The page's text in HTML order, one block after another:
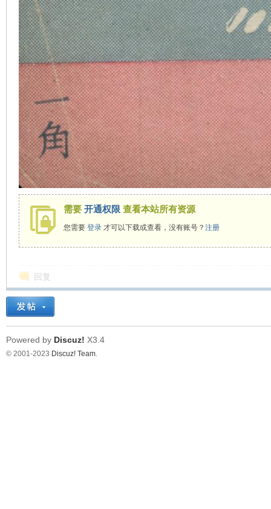
需要 开通权限 查看本站所有资源
您需要 登录才可以下载或查看，没有账号？ 注册
回复
Powered by Discuz! X3.4
© 2001-2023 Discuz! Team.